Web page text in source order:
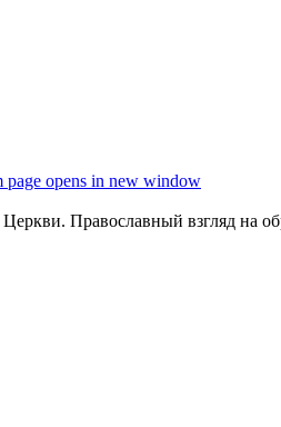
page opens in new window
Православный взгляд на